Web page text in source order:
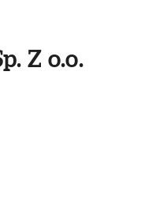
Z o.o.